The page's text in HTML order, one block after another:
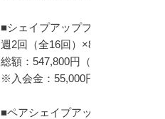
■シェイプアッププログラム プラ
週2回（全16回）×80分/レッスン
総額：547,800円（税込）
※入会金：55,000円（税込）
■ペアシェイプアッププログラム